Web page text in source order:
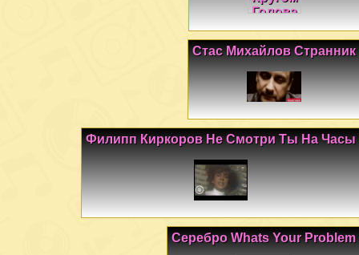
Стас Михайлов Странник
Филипп Киркоров Не Смотри Ты На Часы
Серебро Whats Your Problem